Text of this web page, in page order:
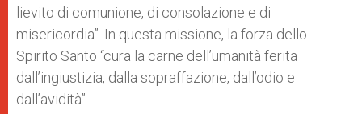
lievito di comunione, di consolazione e di
misericordia”. In questa missione, la forza dello
Spirito Santo “cura la carne dell’umanità ferita
dall’ingiustizia, dalla sopraffazione, dall’odio e
dall’avidità”.